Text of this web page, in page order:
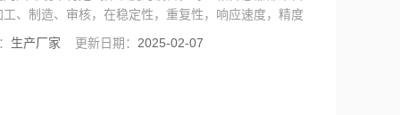
、制造、审核，在稳定性，重复性，响应速度，精度
认证，无论是在仪器功能还是人性化的UI界面都必将
生产厂家 更新日期： 2025-02-07